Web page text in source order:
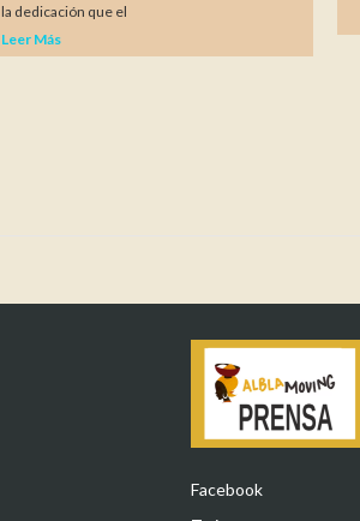
la dedicación que el
Leer Más
Facebook